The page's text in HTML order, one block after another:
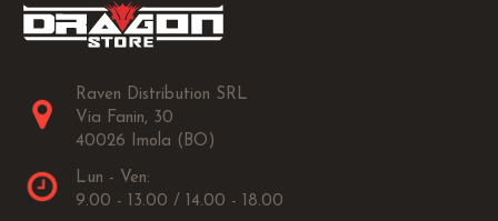
Raven Distribution SRL
Via Fanin, 30
40026 Imola (BO)
Lun - Ven:
9.00 - 13.00 / 14.00 - 18.00